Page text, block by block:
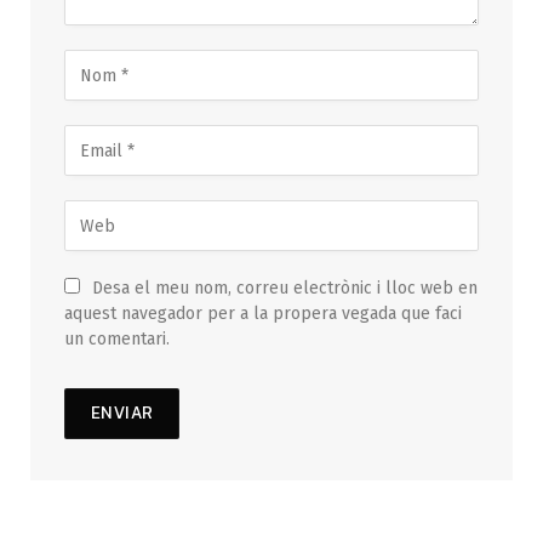
Desa el meu nom, correu electrònic i lloc web en
aquest navegador per a la propera vegada que faci
un comentari.